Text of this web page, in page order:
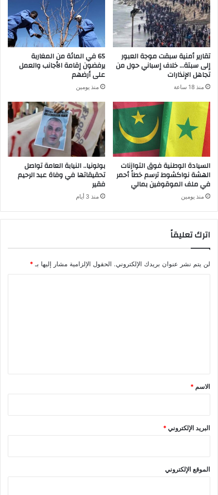
تقارير أمنية سبقت موجة العبور
إلى سبتة… خلاف إسباني حول من
تجاهل الإنذارات
منذ 18 ساعة
65 في المائة من المغاربة
يرفضون إقامة الأجانب والعمل
على أرضهم
منذ يومين
السيادة الوطنية فوق التوازنات
الهشة نواكشوط ترسم خطاً أحمر
في ملف الموقوفين بمالي
منذ يومين
بولونيا.. النيابة العامة تواصل
تحقيقاتها في وفاة عبد الرحيم
فقير
منذ 3 أيام
اترك تعليقاً
لن يتم نشر عنوان بريدك الإلكتروني. الحقول الإلزامية مشار إليها بـ *
*
الاسم *
البريد الإلكتروني*
الموقع الإلكتروني